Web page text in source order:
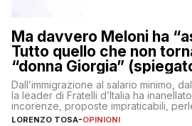
Ma davvero Meloni ha
Tutto quello che non
“donna Giorgia”
Dall’immigrazione al salario minimo,
la leader di Fratelli d’Italia ha
incorenze, proposte impraticabili,
nessuno – a destra come a sinistra –
LORENZO TOSA-OPINIONI